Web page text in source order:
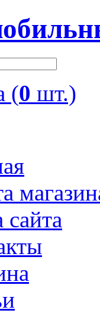
(0 шт.)
сайта